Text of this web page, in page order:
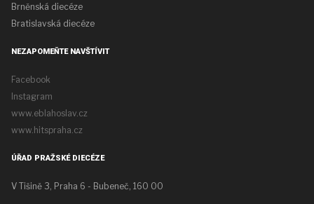
Brněnská diecéze
Bratislavská diecéze
NEZAPOMEŇTE NAVŠTÍVIT
Facebook
Instagram
www.eblahoslav.cz
www.hitspraha.cz
ÚŘAD PRAŽSKÉ DIECÉZE
V Tišině 3, Praha 6 - Bubeneč, 160 00